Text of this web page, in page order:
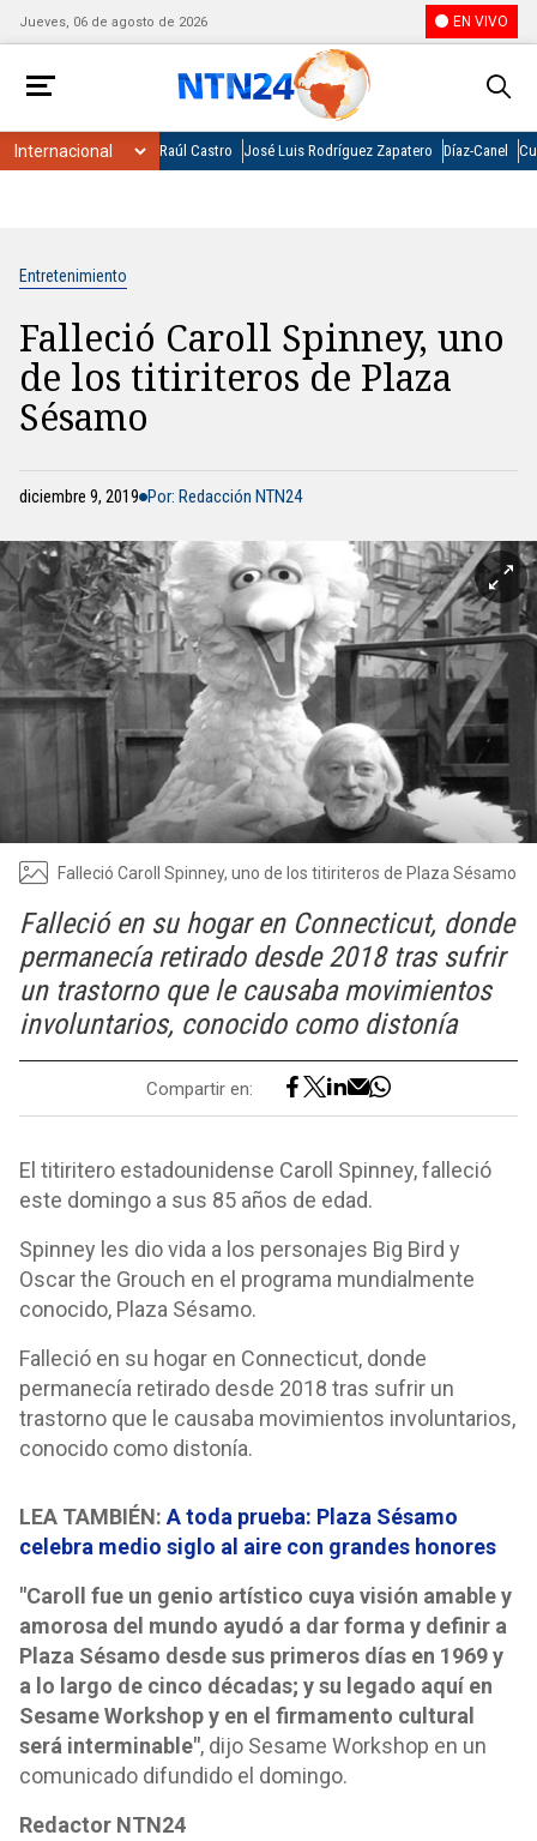
Jueves, 06 de agosto de 2026 EN VIVO
Raúl Castro José Luis Rodríguez Zapatero Díaz-Canel
Entretenimiento
Falleció Caroll Spinney, uno
de los titiriteros de Plaza
Sésamo
diciembre 9, 2019 Por: Redacción NTN24
Falleció Caroll Spinney, uno de los titiriteros de Plaza Sésamo
Falleció en su hogar en Connecticut, donde
permanecía retirado desde 2018 tras sufrir
un trastorno que le causaba movimientos
involuntarios, conocido como distonía
Compartir en:
El titiritero estadounidense Caroll Spinney, falleció
este domingo a sus 85 años de edad.
Spinney les dio vida a los personajes Big Bird y
Oscar the Grouch en el programa mundialmente
conocido, Plaza Sésamo.
Falleció en su hogar en Connecticut, donde
permanecía retirado desde 2018 tras sufrir un
trastorno que le causaba movimientos involuntarios,
conocido como distonía.
LEA TAMBIÉN: A toda prueba: Plaza Sésamo
celebra medio siglo al aire con grandes honores
"Caroll fue un genio artístico cuya visión amable y
amorosa del mundo ayudó a dar forma y definir a
Plaza Sésamo desde sus primeros días en 1969 y
a lo largo de cinco décadas; y su legado aquí en
Sesame Workshop y en el firmamento cultural
será interminable", dijo Sesame Workshop en un
comunicado difundido el domingo.
Redactor NTN24